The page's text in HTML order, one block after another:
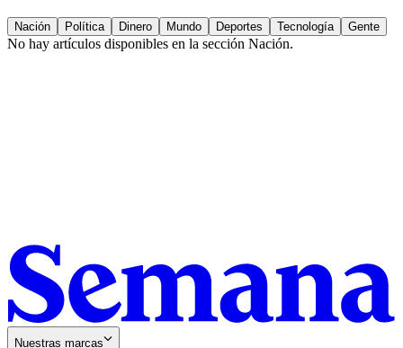
Nación Política Dinero Mundo Deportes Tecnología Gente
No hay artículos disponibles en la sección Nación.
Nuestras marcas